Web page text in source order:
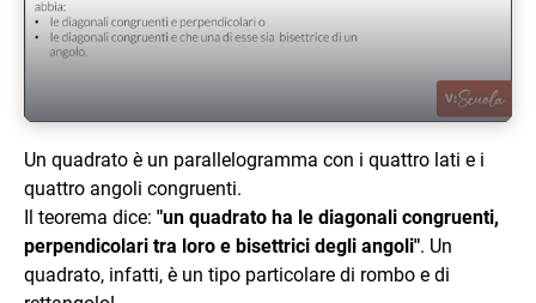
Play Video
Un quadrato è un parallelogramma con i quattro lati e i
quattro angoli congruenti.
Il teorema dice: "un quadrato ha le diagonali congruenti,
perpendicolari tra loro e bisettrici degli angoli". Un
quadrato, infatti, è un tipo particolare di rombo e di